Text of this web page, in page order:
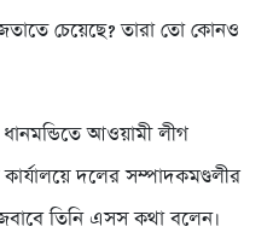
চেয়েছে? তারা তো কোনও
আওয়ামী লীগ
দলের সম্পাদকমণ্ডলীর
তিনি এসস কথা বলেন।